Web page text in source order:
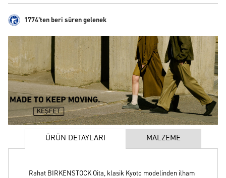
1774'ten beri süren gelenek
ÜRÜN DETAYLARI MALZEME
Rahat BIRKENSTOCK Oita, klasik Kyoto modelinden ilham